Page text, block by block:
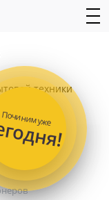
техники
Починим уже